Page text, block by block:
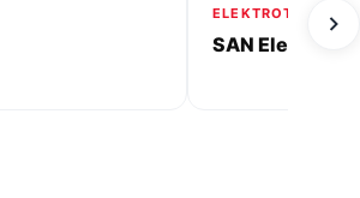
ELEKTROTECHNIK
SAN